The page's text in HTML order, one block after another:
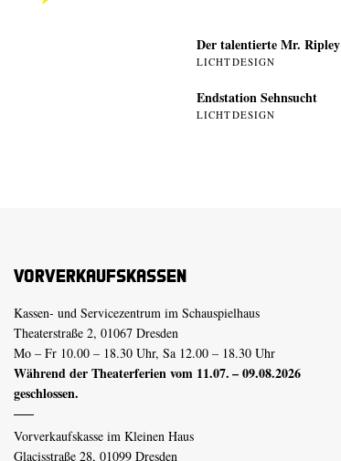
Der talentierte Mr. Ripley
LICHTDESIGN
Endstation Sehnsucht
LICHTDESIGN
Vorverkaufskassen
Kassen- und Servicezentrum im Schauspielhaus
Theaterstraße 2, 01067 Dresden
Mo – Fr 10.00 – 18.30 Uhr, Sa 12.00 – 18.30 Uhr
Während der Theaterferien vom 11.07. – 09.08.2026
geschlossen.
Vorverkaufskasse im Kleinen Haus
Glacisstraße 28, 01099 Dresden